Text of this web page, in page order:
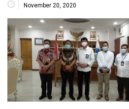
November 20, 2020